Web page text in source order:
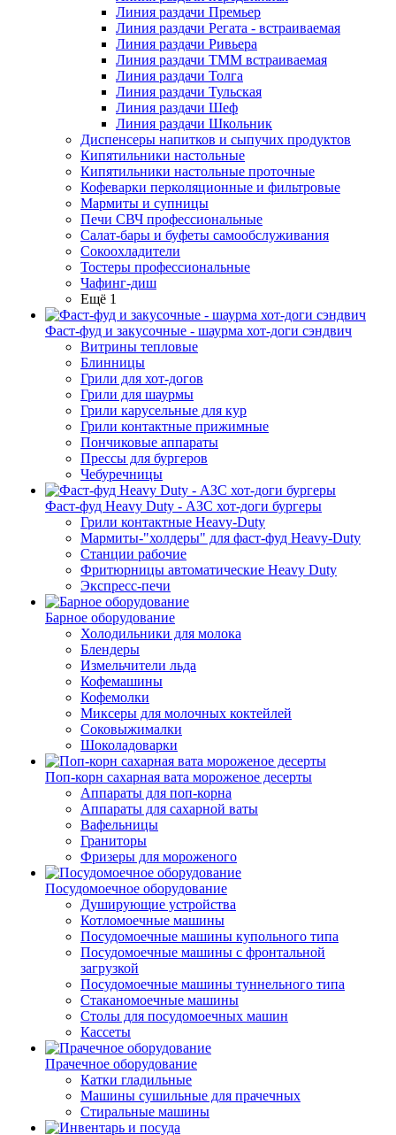
Линия раздачи Премьер
Линия раздачи Регата - встраиваемая
Линия раздачи Ривьера
Линия раздачи ТММ встраиваемая
Линия раздачи Толга
Линия раздачи Тульская
Линия раздачи Шеф
Линия раздачи Школьник
Диспенсеры напитков и сыпучих продуктов
Кипятильники настольные
Кипятильники настольные проточные
Кофеварки перколяционные и фильтровые
Мармиты и супницы
Печи СВЧ профессиональные
Салат-бары и буфеты самообслуживания
Сокоохладители
Тостеры профессиональные
Чафинг-диш
Ещё 1
Фаст-фуд и закусочные - шаурма хот-доги сэндвич
Витрины тепловые
Блинницы
Грили для хот-догов
Грили для шаурмы
Грили карусельные для кур
Грили контактные прижимные
Пончиковые аппараты
Прессы для бургеров
Чебуречницы
Фаст-фуд Heavy Duty - АЗС хот-доги бургеры
Грили контактные Heavy-Duty
Мармиты-"холдеры" для фаст-фуд Heavy-Duty
Станции рабочие
Фритюрницы автоматические Heavy Duty
Экспресс-печи
Барное оборудование
Холодильники для молока
Блендеры
Измельчители льда
Кофемашины
Кофемолки
Миксеры для молочных коктейлей
Соковыжималки
Шоколадоварки
Поп-корн сахарная вата мороженое десерты
Аппараты для поп-корна
Аппараты для сахарной ваты
Вафельницы
Граниторы
Фризеры для мороженого
Посудомоечное оборудование
Душирующие устройства
Котломоечные машины
Посудомоечные машины купольного типа
Посудомоечные машины с фронтальной
загрузкой
Посудомоечные машины туннельного типа
Стаканомоечные машины
Столы для посудомоечных машин
Кассеты
Прачечное оборудование
Катки гладильные
Машины сушильные для прачечных
Стиральные машины